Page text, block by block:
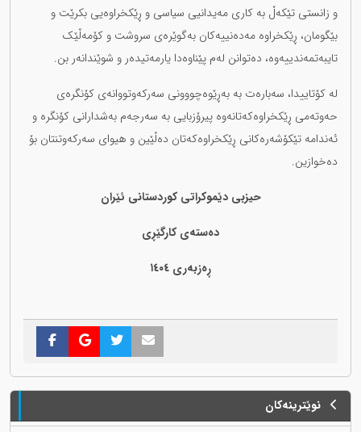
و زانستی تێکەڵ بە کاری مەیدانیی سیاسی و ڕێکخراوەیی بکرێت و
بێگومان، ڕێکخراوە مەدەنییەکان بەگوێرەی سروشت و کۆمەڵێک
تایبەتمەندییەوە، دەتوانن لەم پێناوەدا یارمەتیدەر و شوێندانەر بن.
لە کۆتاییدا، سەبارەت بە بەڕێوەچووونی سەرکەوتووانەی کۆنگرەی
حەوتەمی ڕێکخراوەکەتانەوە پیرۆزبایی بە سەرجەم بەشدارانی کۆنگرە و
ئەندامە تێکۆشەرەکانی ڕێکخراوەکەتان دەڵێین و هیوای سەرکەوتنتان بۆ
دەخوازین.
حیزبی دێموکراتی کوردستانی ئێران
دەستەی کارگێڕی
ڕەزبەری ١٤٠٤
نوێترینەکان